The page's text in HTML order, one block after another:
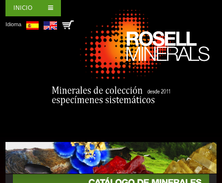
INICIO
Idioma